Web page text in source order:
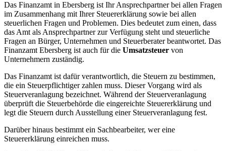
Das Finanzamt in Ebersberg ist Ihr Ansprechpartner bei allen Fragen
im Zusammenhang mit Ihrer Steuererklärung sowie bei allen
steuerlichen Fragen und Problemen. Dies bedeutet zum einen, dass
das Amt als Ansprechpartner zur Verfügung steht und steuerliche
Fragen an Bürger, Unternehmen und Steuerberater beantwortet. Das
Finanzamt Ebersberg ist auch für die Umsatzsteuer von
Unternehmern zuständig.
Das Finanzamt ist dafür verantwortlich, die Steuern zu bestimmen,
die ein Steuerpflichtiger zahlen muss. Dieser Vorgang wird als
Steuerveranlagung bezeichnet. Während der Steuerveranlagung
überprüft die Steuerbehörde die eingereichte Steuererklärung und
legt die Steuern durch Ausstellung einer Steuerveranlagung fest.
Darüber hinaus bestimmt ein Sachbearbeiter, wer eine
Steuererklärung einreichen muss.